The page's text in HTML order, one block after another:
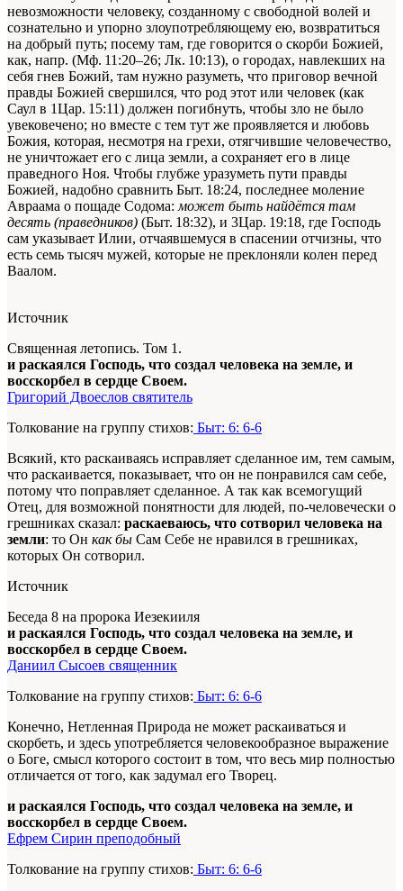
невозможности человеку, созданному с свободной волей и
сознательно и упорно злоупотребляющему ею, возвратиться
на добрый путь; посему там, где говорится о скорби Божией,
как, напр. (Мф. 11:20–26; Лк. 10:13), о городах, навлекших на
себя гнев Божий, там нужно разуметь, что приговор вечной
правды Божией свершился, что род этот или человек (как
Саул в 1Цар. 15:11) должен погибнуть, чтобы зло не было
увековечено; но вместе с тем тут же проявляется и любовь
Божия, которая, несмотря на грехи, отягчившие человечество,
не уничтожает его с лица земли, а сохраняет его в лице
праведного Ноя. Чтобы глубже уразуметь пути правды
Божией, надобно сравнить Быт. 18:24, последнее моление
Авраама о пощаде Содома: может быть найдётся там
десять (праведников) (Быт. 18:32), и 3Цар. 19:18, где Господь
сам указывает Илии, отчаявшемуся в спасении отчизны, что
есть семь тысяч мужей, которые не преклоняли колен перед
Ваалом.
Источник
Священная летопись. Том 1.
и раскаялся Господь, что создал человека на земле, и
восскорбел в сердце Своем.
Григорий Двоеслов святитель
Толкование на группу стихов: Быт: 6: 6-6
Всякий, кто раскаиваясь исправляет сделанное им, тем самым,
что раскаивается, показывает, что он не понравился сам себе,
потому что поправляет сделанное. А так как всемогущий
Отец, для возможной понятности для людей, по-человечески о
грешниках сказал: раскаеваюсь, что сотворил человека на
земли: то Он как бы Сам Себе не нравился в грешниках,
которых Он сотворил.
Источник
Беседа 8 на пророка Иезекииля
и раскаялся Господь, что создал человека на земле, и
восскорбел в сердце Своем.
Даниил Сысоев священник
Толкование на группу стихов: Быт: 6: 6-6
Конечно, Нетленная Природа не может раскаиваться и
скорбеть, и здесь употребляется человекообразное выражение
о Боге, смысл которого состоит в том, что весь мир полностью
отличается от того, как задумал его Творец.
и раскаялся Господь, что создал человека на земле, и
восскорбел в сердце Своем.
Ефрем Сирин преподобный
Толкование на группу стихов: Быт: 6: 6-6